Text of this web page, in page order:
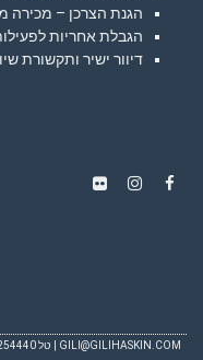
הגנת הצרכן – מכירה
הגבלת אחריות
דיוור ישיר ותקשורת
GILI@GILIHASKIN.COM | טל 04-6254440 או 054-4738536 | © כל הזכויות שמורות לגילי חסקין